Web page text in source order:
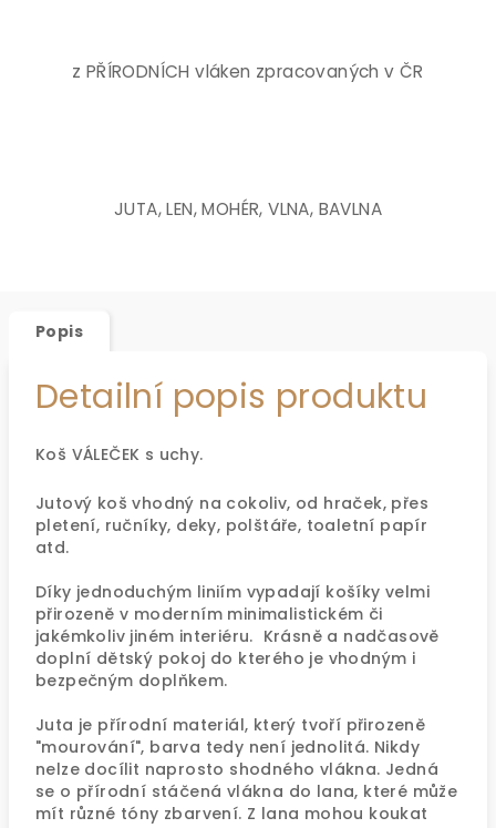
z PŘÍRODNÍCH vláken zpracovaných v ČR
JUTA, LEN, MOHÉR, VLNA, BAVLNA
Popis
Detailní popis produktu
Koš VÁLEČEK s uchy.
Jutový koš vhodný na cokoliv, od hraček, přes
pletení, ručníky, deky, polštáře, toaletní papír
atd.
Díky jednoduchým liniím vypadají košíky velmi
přirozeně v moderním minimalistickém či
jakémkoliv jiném interiéru. Krásně a nadčasově
doplní dětský pokoj do kterého je vhodným i
bezpečným doplňkem.
Juta je přírodní materiál, který tvoří přirozeně
"mourování", barva tedy není jednolitá. Nikdy
nelze docílit naprosto shodného vlákna. Jedná
se o přírodní stáčená vlákna do lana, které může
mít různé tóny zbarvení. Z lana mohou koukat